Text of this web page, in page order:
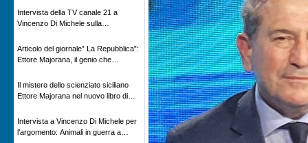
Intervista della TV canale 21 a
Vincenzo Di Michele sulla
Articolo del giornale” La Repubblica”:
Ettore Majorana, il genio che
Il mistero dello scienziato siciliano
Ettore Majorana nel nuovo libro di
Adnkronos
Intervista a Vincenzo Di Michele per
l’argomento: Animali in guerra a